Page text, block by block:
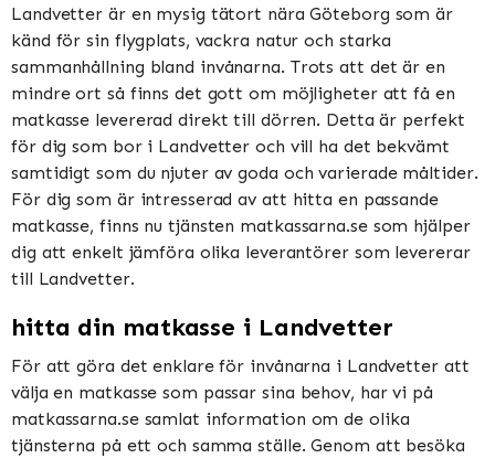
Landvetter är en mysig tätort nära Göteborg som är
känd för sin flygplats, vackra natur och starka
sammanhållning bland invånarna. Trots att det är en
mindre ort så finns det gott om möjligheter att få en
matkasse levererad direkt till dörren. Detta är perfekt
för dig som bor i Landvetter och vill ha det bekvämt
samtidigt som du njuter av goda och varierade måltider.
För dig som är intresserad av att hitta en passande
matkasse, finns nu tjänsten matkassarna.se som hjälper
dig att enkelt jämföra olika leverantörer som levererar
till Landvetter.
hitta din matkasse i Landvetter
För att göra det enklare för invånarna i Landvetter att
välja en matkasse som passar sina behov, har vi på
matkassarna.se samlat information om de olika
tjänsterna på ett och samma ställe. Genom att besöka